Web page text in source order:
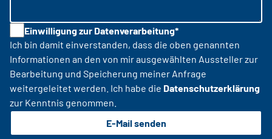
Einwilligung zur Datenverarbeitung*
Ich bin damit einverstanden, dass die oben genannten
Informationen an den von mir ausgewählten Aussteller zur
Bearbeitung und Speicherung meiner Anfrage
weitergeleitet werden. Ich habe die Datenschutzerklärung
zur Kenntnis genommen.
E-Mail senden